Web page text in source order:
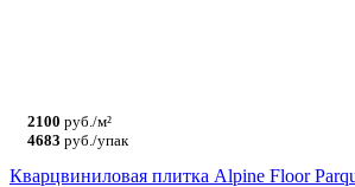
2100 руб./м²
4683 руб./упак
Кварцвиниловая плитка Alpine Floor